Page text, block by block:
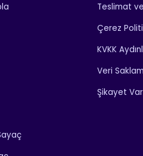
Teslimat
Çerez
KVKK
Veri
Şikayet